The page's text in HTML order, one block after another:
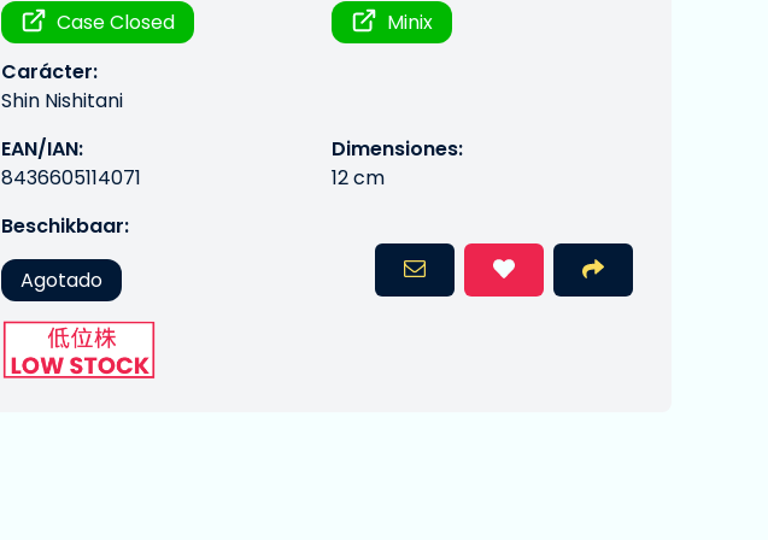
Case Closed
Minix
Carácter:
Shin Nishitani
EAN/IAN:
8436605114071
Dimensiones:
12 cm
Beschikbaar:
Agotado